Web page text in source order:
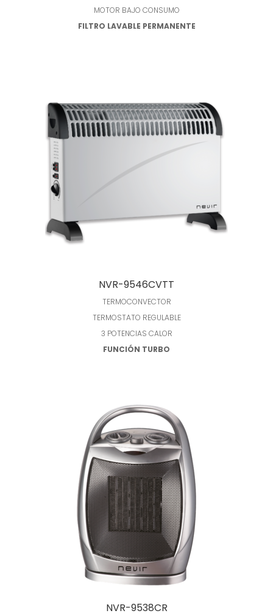
MOTOR BAJO CONSUMO
FILTRO LAVABLE PERMANENTE
NVR-9546CVTT
TERMOCONVECTOR
TERMOSTATO REGULABLE
3 POTENCIAS CALOR
FUNCIÓN TURBO
NVR-9538CR